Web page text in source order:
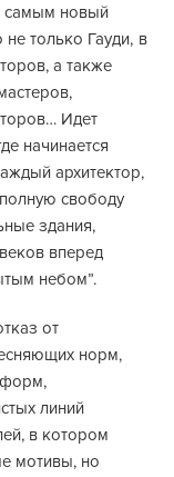
самым новый
только Гауди, в
а также
Идет
начинается
архитектор,
свободу
здания,
вперед
небом”.
от
норм,
форм,
линий
в котором
мотивы, но